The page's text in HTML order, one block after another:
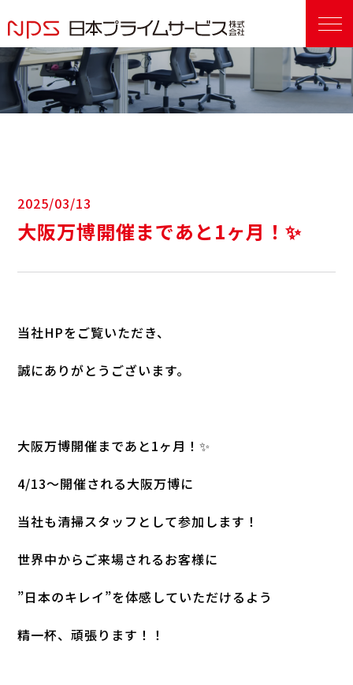
2025/03/13
大阪万博開催まであと1ヶ月！✨
当社HPをご覧いただき、
誠にありがとうございます。
大阪万博開催まであと1ヶ月！✨
4/13～開催される大阪万博に
当社も清掃スタッフとして参加します！
世界中からご来場されるお客様に
”日本のキレイ”を体感していただけるよう
精一杯、頑張ります！！